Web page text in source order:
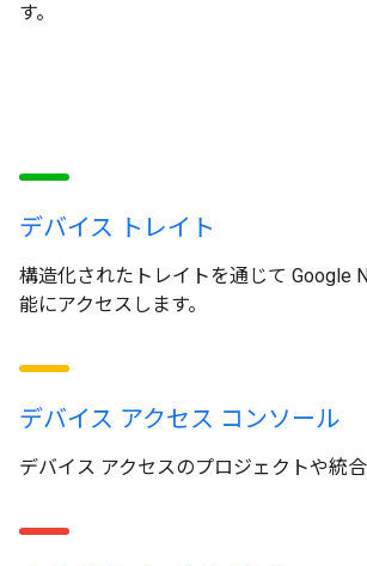
す。
デバイス トレイト
構造化されたトレイトを通じて Google
能にアクセスします。
デバイス アクセス コンソール
デバイス アクセスのプロジェクトや統合